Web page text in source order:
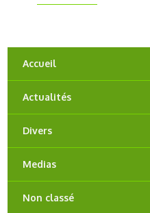
Accueil
Actualités
Divers
Medias
Non classé